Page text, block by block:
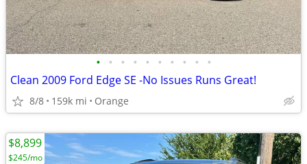
• • • • • • • • • •
Clean 2009 Ford Edge SE -No Issues Runs Great!
8/8 159k mi Orange
$8,899
$245/mo